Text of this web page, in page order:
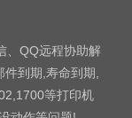
、QQ远程协助解
到期,寿命到期,
等打印机